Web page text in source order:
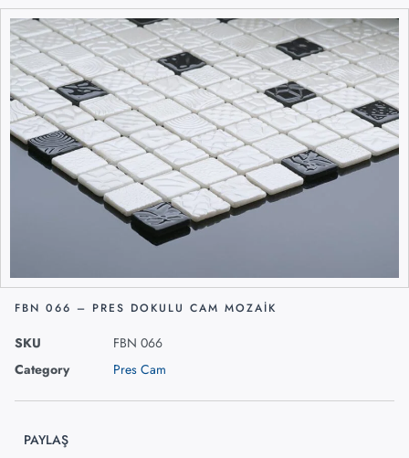
FBN 066 – PRES DOKULU CAM MOZAIK
SKU
FBN 066
Category
Pres Cam
PAYLAŞ